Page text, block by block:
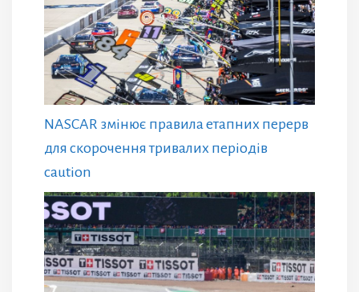
NASCAR змінює правила етапних перерв
для скорочення тривалих періодів
caution